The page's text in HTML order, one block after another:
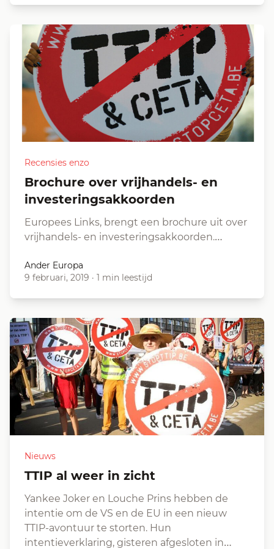
Recensies enzo
Brochure over vrijhandels- en
investeringsakkoorden
Europees Links, brengt een brochure uit over
vrijhandels- en investeringsakkoorden.…
Ander Europa
9 februari, 2019 · 1 min leestijd
Nieuws
TTIP al weer in zicht
Yankee Joker en Louche Prins hebben de
intentie om de VS en de EU in een nieuw
TTIP-avontuur te storten. Hun
intentieverklaring, gisteren afgesloten in…